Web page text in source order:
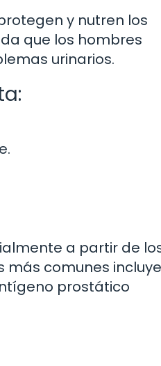
y nutren los
que los hombres
urinarios.
a partir de
comunes
prostático